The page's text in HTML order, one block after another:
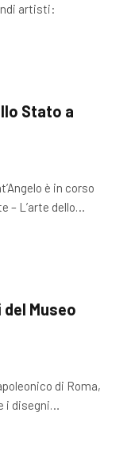
artisti:
Stato a
è in corso
– L’arte dello…
del Museo
di Roma,
i disegni…